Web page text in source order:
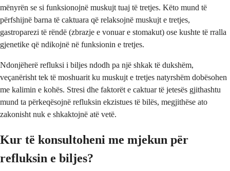
mënyrën se si funksionojnë muskujt tuaj të tretjes. Këto mund të
përfshijnë barna të caktuara që relaksojnë muskujt e tretjes,
gastroparezi të rëndë (zbrazje e vonuar e stomakut) ose kushte të rralla
gjenetike që ndikojnë në funksionin e tretjes.
Ndonjëherë refluksi i biljes ndodh pa një shkak të dukshëm,
veçanërisht tek të moshuarit ku muskujt e tretjes natyrshëm dobësohen
me kalimin e kohës. Stresi dhe faktorët e caktuar të jetesës gjithashtu
mund ta përkeqësojnë refluksin ekzistues të bilës, megjithëse ato
zakonisht nuk e shkaktojnë atë vetë.
Kur të konsultoheni me mjekun për
refluksin e biljes?